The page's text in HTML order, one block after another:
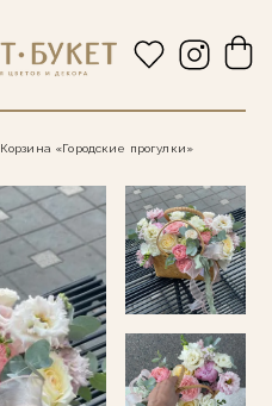
Корзина «Городские прогулки»